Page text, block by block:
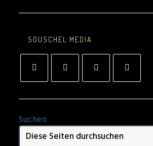
SOUSCHEL MEDIA
Opens
a
tab
Opens
a
Opens
a
Opens
a
Suchen